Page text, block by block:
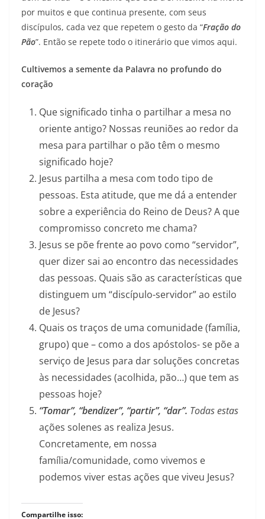
por muitos e que continua presente, com seus
discípulos, cada vez que repetem o gesto da “Fração do
Pão”. Então se repete todo o itinerário que vimos aqui.
Cultivemos a semente da Palavra no profundo do
coração
Que significado tinha o partilhar a mesa no
oriente antigo? Nossas reuniões ao redor da
mesa para partilhar o pão têm o mesmo
significado hoje?
Jesus partilha a mesa com todo tipo de
pessoas. Esta atitude, que me dá a entender
sobre a experiência do Reino de Deus? A que
compromisso concreto me chama?
Jesus se põe frente ao povo como “servidor”,
quer dizer sai ao encontro das necessidades
das pessoas. Quais são as características que
distinguem um “discípulo-servidor” ao estilo
de Jesus?
Quais os traços de uma comunidade (família,
grupo) que – como a dos apóstolos- se põe a
serviço de Jesus para dar soluções concretas
às necessidades (acolhida, pão…) que tem as
pessoas hoje?
“Tomar”, “bendizer”, “partir”, “dar”. Todas estas
ações solenes as realiza Jesus.
Concretamente, em nossa
família/comunidade, como vivemos e
podemos viver estas ações que viveu Jesus?
Compartilhe isso: